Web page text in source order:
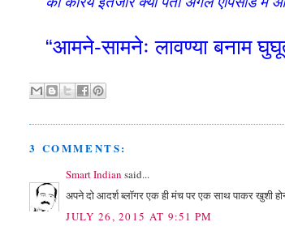
“आमने-सामनेः लावण्या बनाम
3 COMMENTS:
Smart Indian said...
अपने दो आदर्श ब्लॉगर एक ही मंच पर एक साथ पाकर खुशी
JULY 26, 2015 AT 9:51 PM